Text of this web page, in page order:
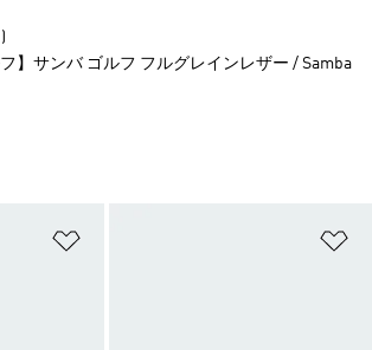
】サンバ ゴルフ フルグレインレザー / Samba